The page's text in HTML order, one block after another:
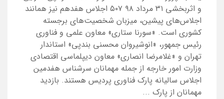
و اثربخشی ۳۱ مرداد ۹۸ ۵۰۷ اجلاس هفدهم نیز همانند
اجلاس‌های پیشین، میزبان شخصیت‌های برجسته
کشوری است. «سورنا ستاری» معاون علمی و فناوری
رئیس جمهور، «انوشیروان محسنی بندپی» استاندار
تهران و «غلامرضا انصاری» معاون دیپلماسی اقتصادی
وزارت امور خارجه از جمله مهمانان سرشناس هفدمین
اجلاس سالیانه پارک فناوری پردیس هستند. بازدید
مهمانان از پارک ...